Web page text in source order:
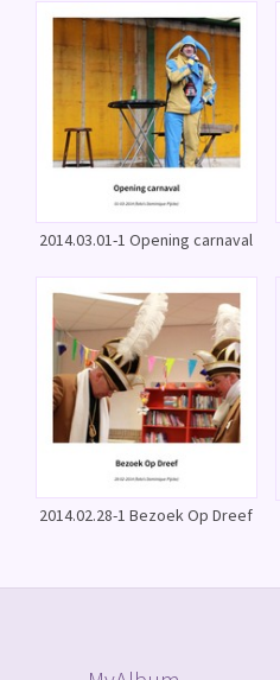
2014.03.01-1 Opening carnaval
2014.02.28-1 Bezoek Op Dreef